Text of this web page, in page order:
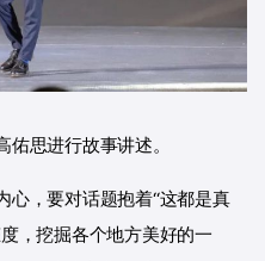
思进行故事讲述。
心，要对话题抱着“这都是真
，挖掘各个地方美好的一